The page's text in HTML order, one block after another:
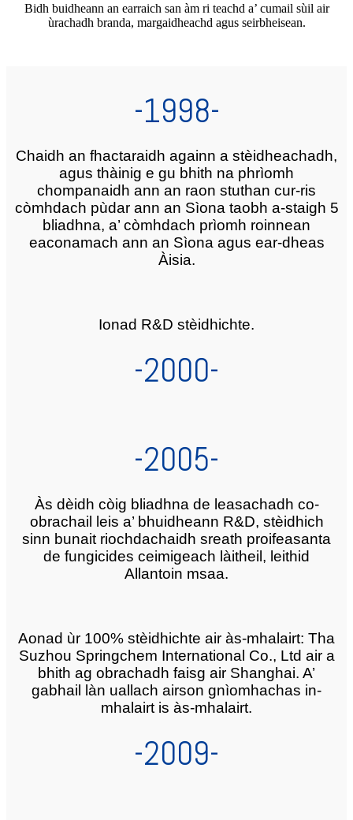
Bidh buidheann an earraich san àm ri teachd a’ cumail sùil air
ùrachadh branda, margaidheachd agus seirbheisean.
-1998-
Chaidh an fhactaraidh againn a stèidheachadh,
agus thàinig e gu bhith na phrìomh
chompanaidh ann an raon stuthan cur-ris
còmhdach pùdar ann an Sìona taobh a-staigh 5
bliadhna, a’ còmhdach prìomh roinnean
eaconamach ann an Sìona agus ear-dheas
Àisia.
Ionad R&D stèidhichte.
-2000-
-2005-
Às dèidh còig bliadhna de leasachadh co-
obrachail leis a’ bhuidheann R&D, stèidhich
sinn bunait riochdachaidh sreath proifeasanta
de fungicides ceimigeach làitheil, leithid
Allantoin msaa.
Aonad ùr 100% stèidhichte air às-mhalairt: Tha
Suzhou Springchem International Co., Ltd air a
bhith ag obrachadh faisg air Shanghai. A’
gabhail làn uallach airson gnìomhachas in-
mhalairt is às-mhalairt.
-2009-